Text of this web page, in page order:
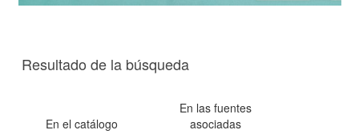
Resultado de la búsqueda
En el catálogo
En las fuentes
asociadas